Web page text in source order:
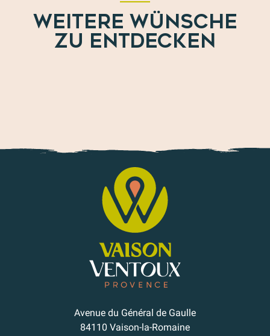
WEITERE WÜNSCHE
ZU ENTDECKEN
Avenue du Général de Gaulle
84110 Vaison-la-Romaine